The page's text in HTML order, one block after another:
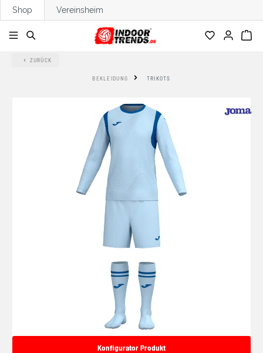
springen
Shop Vereinsheim
ZURÜCK
BEKLEIDUNG TRIKOTS
Konfigurator Produkt